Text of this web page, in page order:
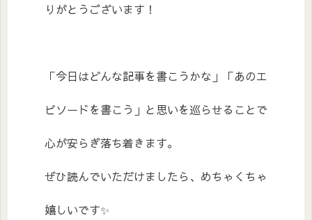
りがとうございます！
「今日はどんな記事を書こうかな」「あのエ
ピソードを書こう」と思いを巡らせることで
心が安らぎ落ち着きます。
ぜひ読んでいただけましたら、めちゃくちゃ
嬉しいです✨